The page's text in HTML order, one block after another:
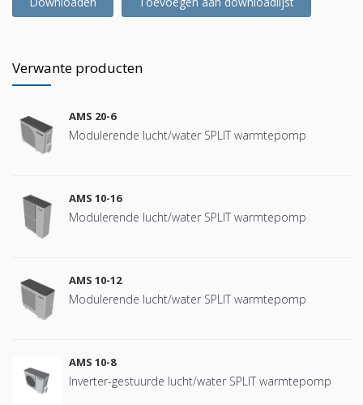
Verwante producten
AMS 20-6
Modulerende lucht/water SPLIT warmtepomp
AMS 10-16
Modulerende lucht/water SPLIT warmtepomp
AMS 10-12
Modulerende lucht/water SPLIT warmtepomp
AMS 10-8
Inverter-gestuurde lucht/water SPLIT warmtepomp